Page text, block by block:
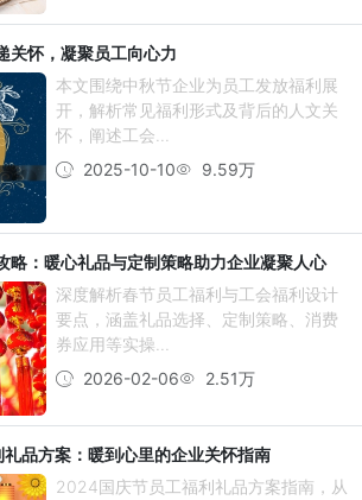
关怀，凝聚员工向心力
本文围绕中秋节企业为员工发放福利展
开，解析常见福利形式及背后的人文关
怀，阐述工会...
2025-10-10
9.59万
略：暖心礼品与定制策略助力企业凝聚人心
深度解析春节员工福利与工会福利设计
要点，涵盖礼品选择、定制策略、消费
券应用等实操...
2026-02-06
2.51万
品方案：暖到心里的企业关怀指南
2024国庆节员工福利礼品方案指南，从